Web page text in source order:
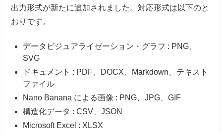
出力形式が新たに追加されました。対応形式は以下のと
おりです。
データビジュアライゼーション・グラフ : PNG、
SVG
ドキュメント : PDF、DOCX、Markdown、テキスト
ファイル
Nano Banana による画像 : PNG、JPG、GIF
構造化データ : CSV、JSON
Microsoft Excel : XLSX